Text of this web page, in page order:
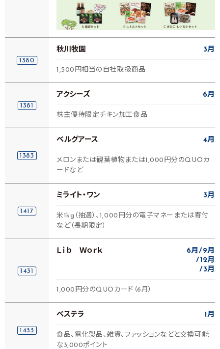
1380
秋川牧園 3月
1,500円相当の自社取扱商品
1381
アクシーズ 6月
株主優待限定チキン加工食品
1383
ベルグアース 4月
メロンまたは観葉植物または1,000円分のQUOカ
ードなど
1417
ミライト・ワン 3月
米1kg（抽選）、1,000円分の電子マネーまたは寄付
など（長期限定）
1431
Ｌｉｂ Ｗｏｒｋ 6月
9月
12月
3月
1,000円分のQUOカード（6月）
1433
ベステラ 1月
食品、電化製品、雑貨、ファッションなどと交換可能
な3,000ポイント